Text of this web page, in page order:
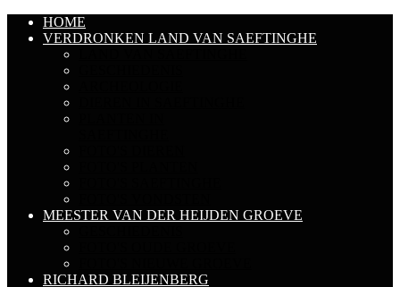
HOME
VERDRONKEN LAND VAN SAEFTINGHE
MEESTER VAN DER HEIJDEN GROEVE
RICHARD BLEIJENBERG